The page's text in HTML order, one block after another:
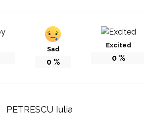
Sad
0%
Excited
0 %
PETRESCU Iulia